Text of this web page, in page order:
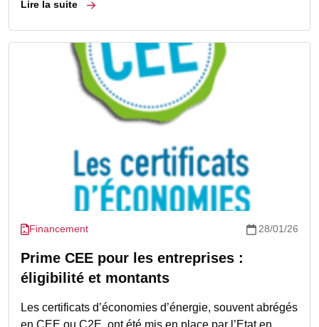
Lire la suite
Financement 28/01/26
Prime CEE pour les entreprises :
éligibilité et montants
Les certificats d’économies d’énergie, souvent abrégés
en CEE ou C2E, ont été mis en place par l’Etat en